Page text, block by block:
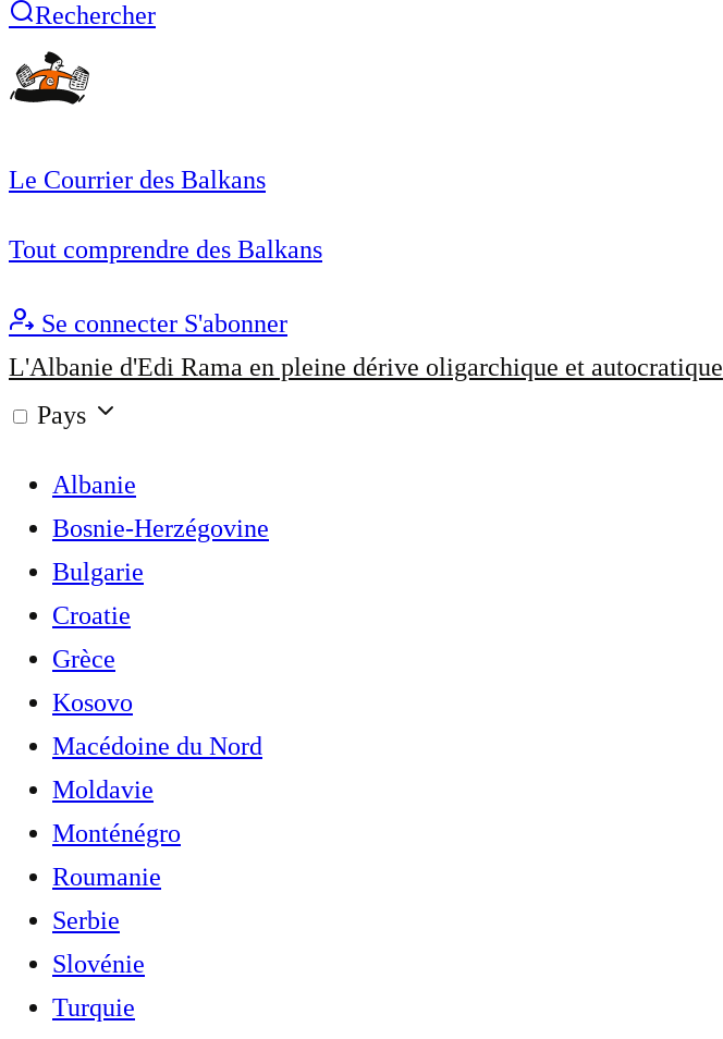
Rechercher
Le Courrier des Balkans
Tout comprendre des Balkans
Se connecter S'abonner
L'Albanie d'Edi Rama en pleine dérive oligarchique et autocratique
Pays
Albanie
Bosnie-Herzégovine
Bulgarie
Croatie
Grèce
Kosovo
Macédoine du Nord
Moldavie
Monténégro
Roumanie
Serbie
Slovénie
Turquie